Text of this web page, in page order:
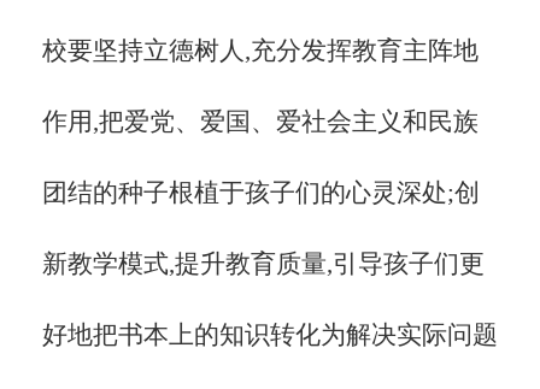
校要坚持立德树人,充分发挥教育主阵地
作用,把爱党、爱国、爱社会主义和民族
团结的种子根植于孩子们的心灵深处;创
新教学模式,提升教育质量,引导孩子们更
好地把书本上的知识转化为解决实际问题